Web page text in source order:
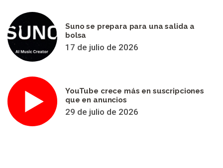
Suno se prepara para una salida a
bolsa
17 de julio de 2026
YouTube crece más en suscripciones
que en anuncios
29 de julio de 2026